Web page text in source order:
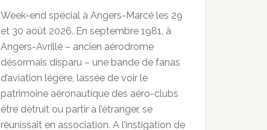
Week-end spécial à Angers-Marcé les 29
et 30 août 2026. En septembre 1981, à
Angers-Avrillé – ancien aérodrome
désormais disparu – une bande de fanas
d’aviation légère, lassée de voir le
patrimoine aéronautique des aéro-clubs
être détruit ou partir à l’étranger, se
réunissait en association. A l’instigation de